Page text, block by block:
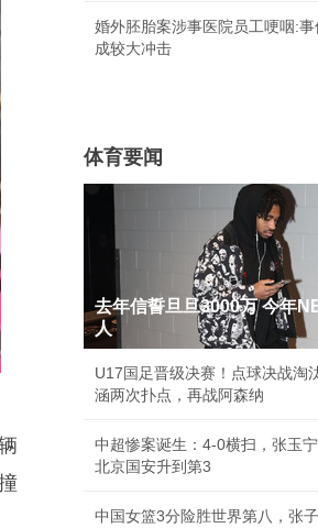
婚外胚胎案涉事医院员工哽咽:
成较大冲击
体育要闻
去年信誓旦旦3000万 今年
人
U17国足晋级决赛！点球决战淘
涵两次扑点，再战阿森纳
中超惨案诞生：4-0横扫，张玉宁
北京国安升到第3
中国女篮3分险胜世界第八，张